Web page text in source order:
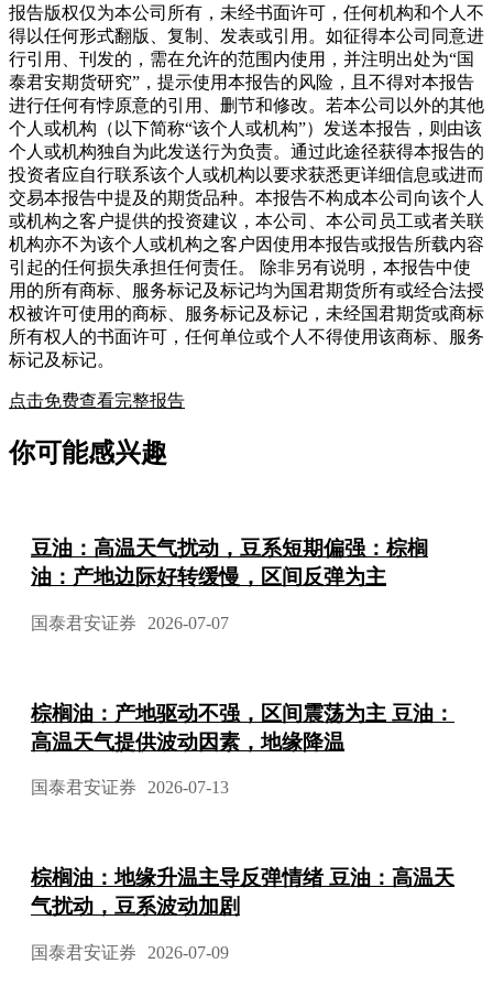
报告版权仅为本公司所有，未经书面许可，任何机构和个人不
得以任何形式翻版、复制、发表或引用。如征得本公司同意进
行引用、刊发的，需在允许的范围内使用，并注明出处为“国
泰君安期货研究”，提示使用本报告的风险，且不得对本报告
进行任何有悖原意的引用、删节和修改。若本公司以外的其他
个人或机构（以下简称“该个人或机构”）发送本报告，则由该
个人或机构独自为此发送行为负责。通过此途径获得本报告的
投资者应自行联系该个人或机构以要求获悉更详细信息或进而
交易本报告中提及的期货品种。本报告不构成本公司向该个人
或机构之客户提供的投资建议，本公司、本公司员工或者关联
机构亦不为该个人或机构之客户因使用本报告或报告所载内容
引起的任何损失承担任何责任。 除非另有说明，本报告中使
用的所有商标、服务标记及标记均为国君期货所有或经合法授
权被许可使用的商标、服务标记及标记，未经国君期货或商标
所有权人的书面许可，任何单位或个人不得使用该商标、服务
标记及标记。
点击免费查看完整报告
你可能感兴趣
豆油：高温天气扰动，豆系短期偏强：棕榈
油：产地边际好转缓慢，区间反弹为主
国泰君安证券 2026-07-07
棕榈油：产地驱动不强，区间震荡为主 豆油：
高温天气提供波动因素，地缘降温
国泰君安证券 2026-07-13
棕榈油：地缘升温主导反弹情绪 豆油：高温天
气扰动，豆系波动加剧
国泰君安证券 2026-07-09